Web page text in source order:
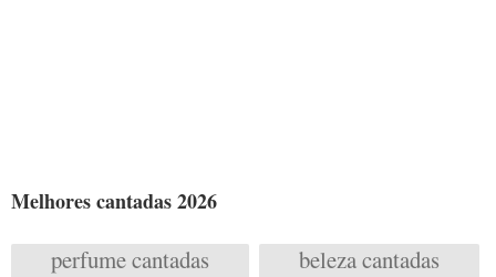
Melhores cantadas 2026
perfume cantadas
beleza cantadas